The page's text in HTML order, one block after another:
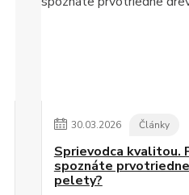
30.03.2026 Články
Sprievodca kvalitou.
spoznáte
pelety?